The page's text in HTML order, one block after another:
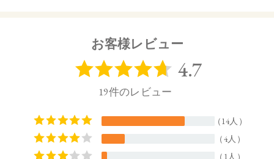
ツボクサエキス、マデカッソシド、アシアチコシド、オプン
マリー葉エキス、セージ葉エキス、エーデルワイス花／葉エ
ウエキス、ラベンダー油、ニオイテンジクアオイ油、ローマ
ンデュラハイブリダ油、 アオモジ果実油、ベルガモット果実
油、オレンジ油、ジグリセリン、加水分解ホホバエステル、
PEG－40水添ヒマシ油、クエン酸、クエン酸Na、サクシノグ
お客様レビュー